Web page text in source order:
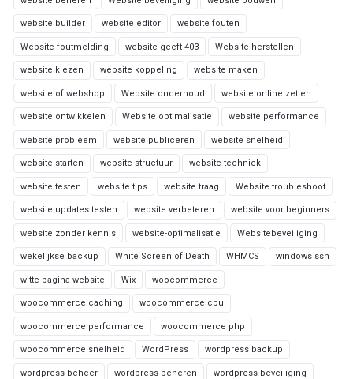
website builder website editor website fouten
Website foutmelding website geeft 403 Website herstellen
website kiezen website koppeling website maken
website of webshop Website onderhoud website online zetten
website ontwikkelen Website optimalisatie website performance
website probleem website publiceren website snelheid
website starten website structuur website techniek
website testen website tips website traag Website troubleshoot
website updates testen website verbeteren website voor beginners
website zonder kennis website-optimalisatie Websitebeveiliging
wekelijkse backup White Screen of Death WHMCS windows ssh
witte pagina website Wix woocommerce
woocommerce caching woocommerce cpu
woocommerce performance woocommerce php
woocommerce snelheid WordPress wordpress backup
wordpress beheer wordpress beheren wordpress beveiliging